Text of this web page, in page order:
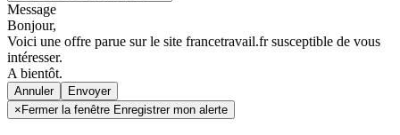
Message
Bonjour,
Voici une offre parue sur le site francetravail.fr susceptible de vous
intéresser.
A bientôt.
Annuler
×Fermer la fenêtre Enregistrer mon alerte